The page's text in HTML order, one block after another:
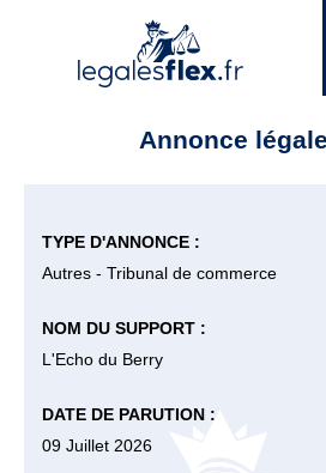
Annonce
TYPE D'ANNONCE :
Autres - Tribunal de commerce
NOM DU SUPPORT :
L'Echo du Berry
DATE DE PARUTION :
09 Juillet 2026